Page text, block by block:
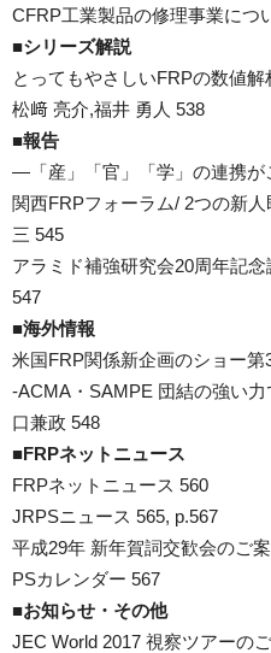
CFRP工業製品の修理事業
■シリーズ解説
とってもやさしいFRPの数
松﨑 亮介,福井 勇人 538
■報告
―「産」「官」「学」の連携
関西FRPフォーラム/ 2つの
三 545
アラミド補強研究会20周年
547
■海外情報
米国FRP関係新企画のショー第
-ACMA・SAMPE 団結の強
口兼政 548
■FRPネットニュース
FRPネットニュース 560
JRPSニュース 565, p.567
平成29年 新年賀詞交歓会のご
PSカレンダー 567
■お知らせ・その他
JEC World 2017 視察ツアーの